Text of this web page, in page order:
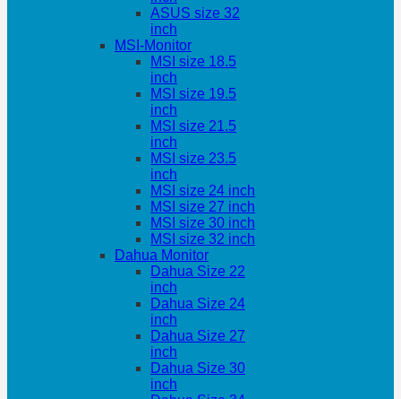
ASUS size 32
inch
MSI-Monitor
MSI size 18.5
inch
MSI size 19.5
inch
MSI size 21.5
inch
MSI size 23.5
inch
MSI size 24 inch
MSI size 27 inch
MSI size 30 inch
MSI size 32 inch
Dahua Monitor
Dahua Size 22
inch
Dahua Size 24
inch
Dahua Size 27
inch
Dahua Size 30
inch